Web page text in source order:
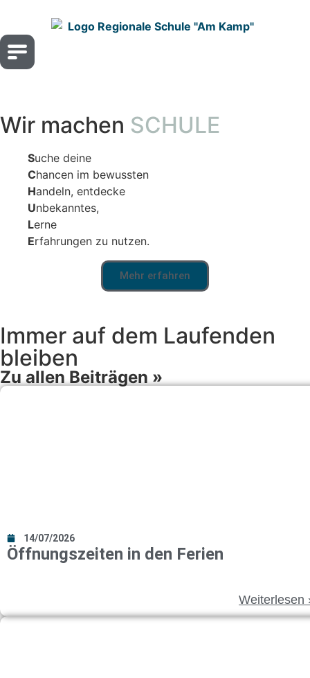
Wir machen SCHULE
Suche dei­ne
Chan­cen im bewuss­ten
Handeln, ent­de­cke
Unbe­kann­tes,
Lerne
Erfah­run­gen zu nut­zen.
Mehr erfah­ren
Immer auf dem Lau­fen­den
blei­ben
Zu allen Bei­trä­gen »
14/07/2026
Öff­nungs­zei­ten in den Feri­en
Wei­ter­le­sen